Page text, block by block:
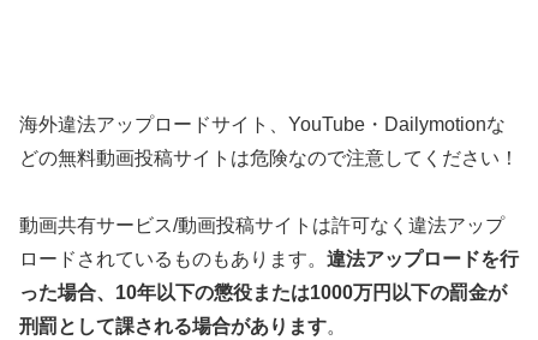
海外違法アップロードサイト、YouTube・Dailymotionな
どの無料動画投稿サイトは危険なので注意してください！
動画共有サービス/動画投稿サイトは許可なく違法アップ
ロードされているものもあります。 違法アップロードを行
った場合、10年以下の懲役または1000万円以下の罰金が
刑罰として課される場合があります。